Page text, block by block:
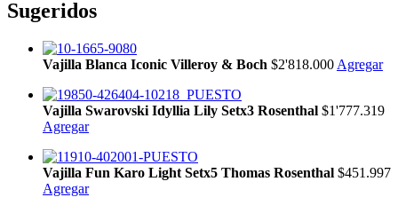
Sugeridos
Vajilla Blanca Iconic Villeroy & Boch $2'818.000 Agregar
Vajilla Swarovski Idyllia Lily Setx3 Rosenthal $1'777.319
Agregar
Vajilla Fun Karo Light Setx5 Thomas Rosenthal $451.997
Agregar